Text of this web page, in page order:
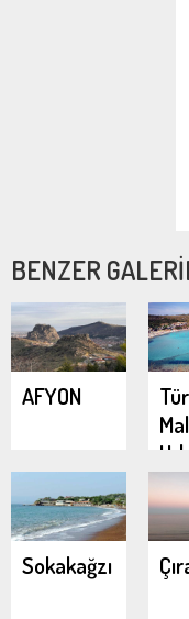
BENZER
AFYON
Urla
Sokakağzı